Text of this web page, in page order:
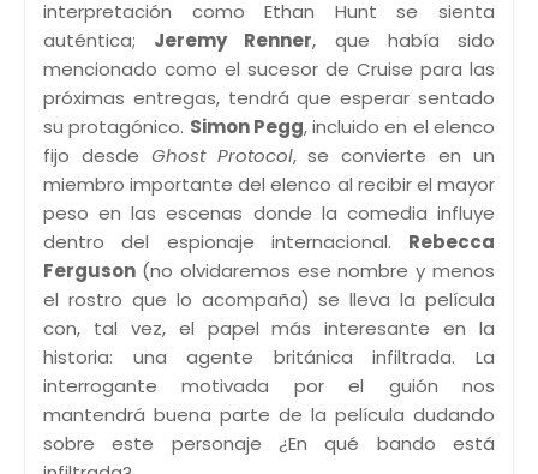
interpretación como Ethan Hunt se sienta
auténtica; Jeremy Renner, que había sido
mencionado como el sucesor de Cruise para las
próximas entregas, tendrá que esperar sentado
su protagónico. Simon Pegg, incluido en el elenco
fijo desde Ghost Protocol, se convierte en un
miembro importante del elenco al recibir el mayor
peso en las escenas donde la comedia influye
dentro del espionaje internacional. Rebecca
Ferguson (no olvidaremos ese nombre y menos
el rostro que lo acompaña) se lleva la película
con, tal vez, el papel más interesante en la
historia: una agente británica infiltrada. La
interrogante motivada por el guión nos
mantendrá buena parte de la película dudando
sobre este personaje ¿En qué bando está